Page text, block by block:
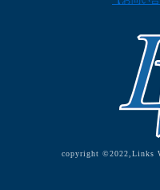
copyright ©2022,Links